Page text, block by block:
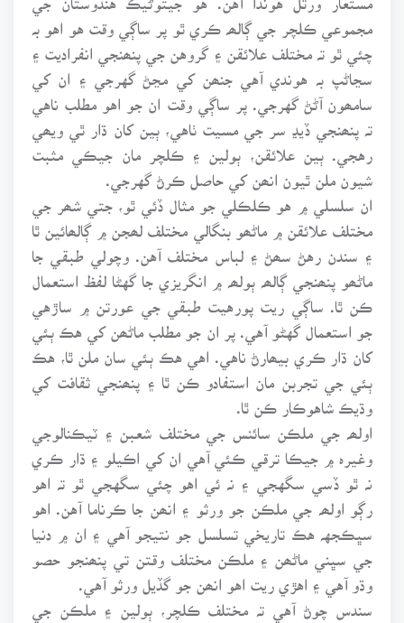
مجموعي ڪلچر جي ڳالھہ ڪري ٿو پر ساڳي وقت هو اهو بہ
چئي ٿو تہ مختلف علائقن ۽ گروهن جي پنھنجي انفراديت ۽
سڃاڻپ بہ هوندي آهي جنھن کي مڃڻ گهرجي ۽ ان کي
سامھون آڻڻ گهرجي. پر ساڳي وقت ان جو اهو مطلب ناهي
تہ پنھنجي ڏيڍ سر جي مسيت ٺاهي، ٻين کان ڌار ٿي ويھي
رهجي. ٻين علائقن، ٻولين ۽ ڪلچر مان جيڪي مثبت
شيون ملن ٿيون انھن کي حاصل ڪرڻ گهرجي.
ان سلسلي ۾ هو ڪلڪلي جو مثال ڏئي ٿو، جتي شھر جي
مختلف علائقن ۾ ماڻھو بنگالي مختلف لھجن ۾ ڳالھائين ٿا
۽ سندن رهڻ سھڻ ۽ لباس مختلف آهن. وچولي طبقي جا
ماڻھو پنھنجي ڳالھہ ٻولھہ ۾ انگريزي جا گهڻا لفظ استعمال
ڪن ٿا. ساڳي ريت پورهيت طبقي جي عورتن ۾ ساڙهي
جو استعمال گهڻو آهي. پر ان جو مطلب ماڻھن کي هڪ ٻئي
کان ڌار ڪري بيھارڻ ناهي. اهي هڪ ٻئي سان ملن ٿا، هڪ
ٻئي جي تجربن مان استفادو ڪن ٿا ۽ پنھنجي ثقافت کي
وڌيڪ شاهوڪار ڪن ٿا.
اولھہ جي ملڪن سائنس جي مختلف شعبن ۽ ٽيڪنالوجي
وغيرہ ۾ جيڪا ترقي ڪئي آهي ان کي اڪيلو ۽ ڌار ڪري
نہ ٿو ڏسي سگهجي ۽ نہ ئي اهو چئي سگهجي ٿو تہ اهو
رڳو اولھہ جي ملڪن جو ورثو ۽ انھن جا ڪرناما آهن. اهو
سڀڪجهہ هڪ تاريخي تسلسل جو نتيجو آهي ۽ ان ۾ دنيا
جي سڀني ماڻھن ۽ ملڪن مختلف وقتن تي پنھنجو حصو
وڌو آهي ۽ اهڙي ريت اهو انھن جو گڏيل ورثو آهي.
سندس چوڻ آهي تہ مختلف ڪلچر، ٻولين ۽ ملڪن جي